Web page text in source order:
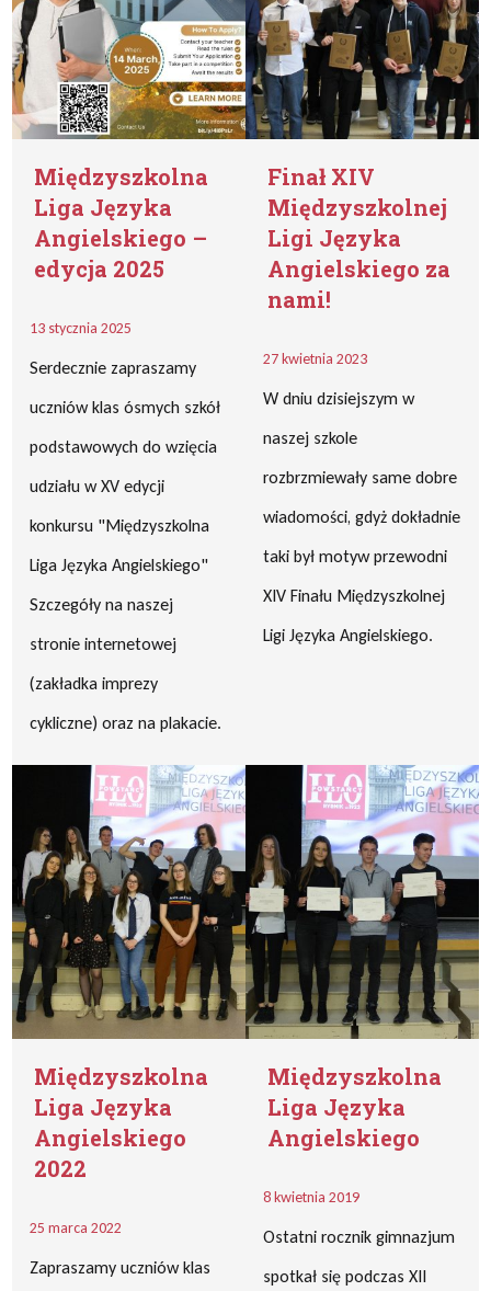
Międzyszkolna
Liga Języka
Angielskiego –
edycja 2025
13 stycznia 2025
Serdecznie zapraszamy
uczniów klas ósmych szkół
podstawowych do wzięcia
udziału w XV edycji
konkursu "Międzyszkolna
Liga Języka Angielskiego"
Szczegóły na naszej
stronie internetowej
(zakładka imprezy
cykliczne) oraz na plakacie.
Finał XIV
Międzyszkolnej
Ligi Języka
Angielskiego za
nami!
27 kwietnia 2023
W dniu dzisiejszym w
naszej szkole
rozbrzmiewały same dobre
wiadomości, gdyż dokładnie
taki był motyw przewodni
XIV Finału Międzyszkolnej
Ligi Języka Angielskiego.
Międzyszkolna
Liga Języka
Angielskiego
2022
25 marca 2022
Zapraszamy uczniów klas
Międzyszkolna
Liga Języka
Angielskiego
8 kwietnia 2019
Ostatni rocznik gimnazjum
spotkał się podczas XII